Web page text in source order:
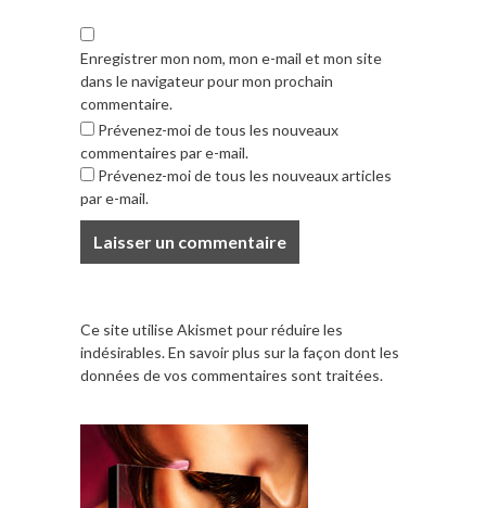
Enregistrer mon nom, mon e-mail et mon site
dans le navigateur pour mon prochain
commentaire.
Prévenez-moi de tous les nouveaux
commentaires par e-mail.
Prévenez-moi de tous les nouveaux articles
par e-mail.
Ce site utilise Akismet pour réduire les
indésirables.En savoir plus sur la façon dont les
données de vos commentaires sont traitées.